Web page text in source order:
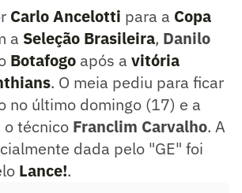
Carlo Ancelotti para a Copa
a Seleção Brasileira, Danilo
Botafogo após a vitória
. O meia pediu para ficar
no último domingo (17) e a
técnico Franclim Carvalho. A
dada pelo "GE" foi
Lance!.